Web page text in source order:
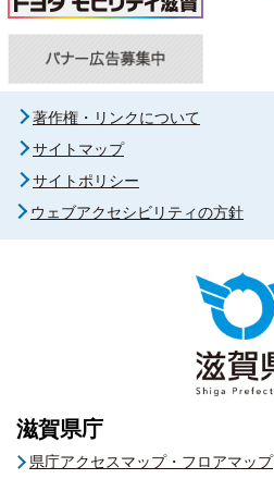
著作権・リンクについて
サイトマップ
サイトポリシー
ウェブアクセシビリティの方針
滋賀県庁
県庁アクセスマップ・フロアマップ